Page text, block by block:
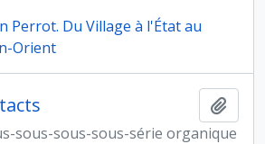
Perrot. Du Village à l'État au
Orient
sous-sous-sous-série organique